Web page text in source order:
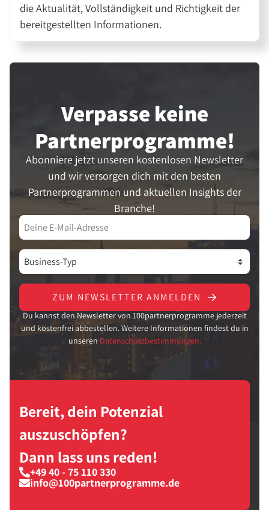
die Aktualität, Vollständigkeit und Richtigkeit der
bereitgestellten Informationen.
Verpasse keine
Partner­programme!
Abonniere jetzt unseren kostenlosen Newsletter
und wir versorgen dich mit den besten
Partnerprogrammen und aktuellen Insights der
Branche!
ZUM NEWSLETTER ANMELDEN
Du kannst den Newsletter von 100partnerprogramme jederzeit
und kostenfrei abbestellen. Weitere Informationen findest du in
unseren Datenschutzbestimmungen.
Bereit, dein Potenzial
auszuschöpfen?
Dann lass uns reden!
+49 40 - 75 110 330
info@100partnerprogramme.de